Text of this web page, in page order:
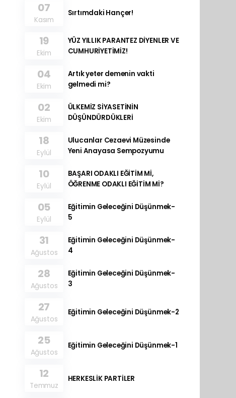
07
Kasım
Sırtımdaki Hançer!
19
Ekim
YÜZ YILLIK PARANTEZ DİYENLER VE
CUMHURİYETİMİZ!
04
Ekim
Artık yeter demenin vakti
gelmedi mi?
02
Ekim
ÜLKEMİZ SİYASETİNİN
DÜŞÜNDÜRDÜKLERİ
18
Eylül
Ulucanlar Cezaevi Müzesinde
Yeni Anayasa Sempozyumu
10
Eylül
BAŞARI ODAKLI EĞİTİM Mİ,
ÖĞRENME ODAKLI EĞİTİM Mİ?
05
Eylül
Eğitimin Geleceğini Düşünmek-
5
31
Ağustos
Eğitimin Geleceğini Düşünmek-
4
28
Ağustos
Eğitimin Geleceğini Düşünmek-
3
27
Ağustos
Eğitimin Geleceğini Düşünmek-2
25
Ağustos
Eğitimin Geleceğini Düşünmek-1
12
Temmuz
HERKESLİK PARTİLER